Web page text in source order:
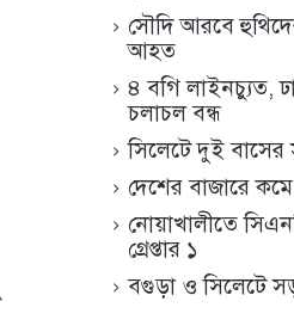
সৌদি আরবে
আহত
৪ বগি লাইনচ্যুত,
চলাচল বন্ধ
সিলেটে দুই বাসের
দেশের বাজারে
নোয়াখালীতে
গ্রেপ্তার ১
বগুড়া ও সিলেটে